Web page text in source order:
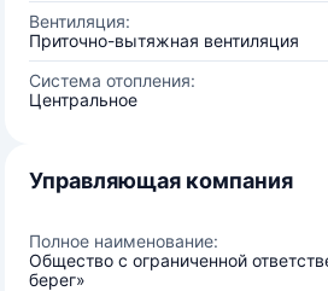
Вентиляция:
Приточно-вытяжная вентиляция
Система отопления:
Центральное
Управляющая компания
Полное наименование:
Общество с ограниченной
берег»